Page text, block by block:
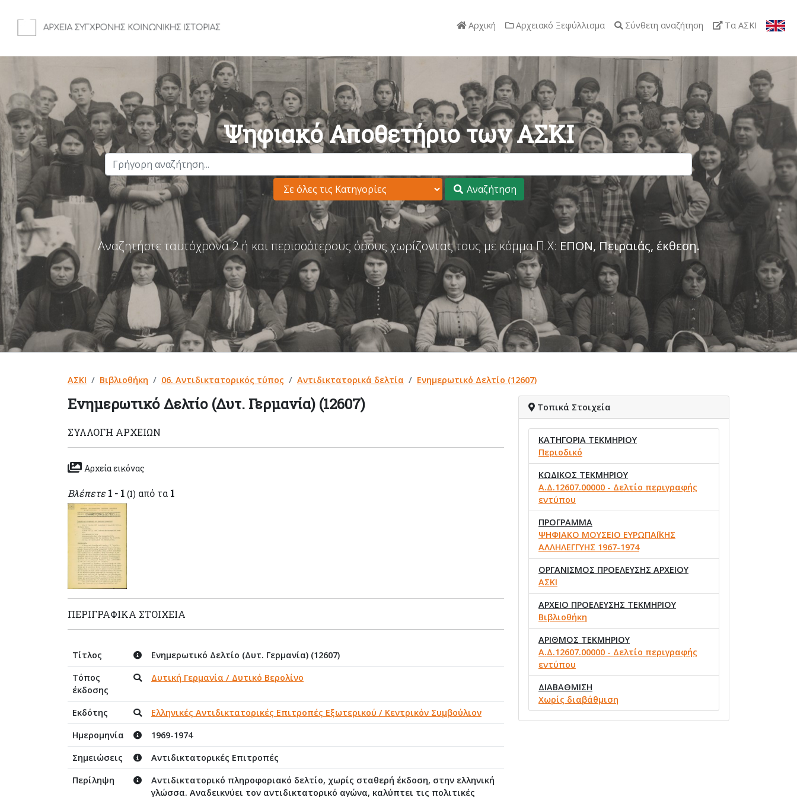
Αρχική Αρχειακό Ξεφύλλισμα Σύνθετη αναζήτηση Τα ΑΣΚΙ
Ψηφιακό Αποθετήριο των ΑΣΚΙ
Αναζήτηση
Αναζητήστε ταυτόχρονα 2 ή και περισσότερους όρους χωρίζοντας τους με κόμμα Π.Χ: ΕΠΟΝ, Πειραιάς, έκθεση.
ΑΣΚΙ Βιβλιοθήκη 06. Αντιδικτατορικός τύπος Αντιδικτατορικά δελτία Ενημερωτικό Δελτίο (12607)
Ενημερωτικό Δελτίο (Δυτ. Γερμανία) (12607)
ΣΥΛΛΟΓΉ ΑΡΧΕΊΩΝ
Αρχεία εικόνας
Βλέπετε 1 - 1 (1) από τα 1
ΠΕΡΙΓΡΑΦΙΚΆ ΣΤΟΙΧΕΊΑ
Τίτλος
Ενημερωτικό Δελτίο (Δυτ. Γερμανία) (12607)
Τόπος
έκδοσης
Δυτική Γερμανία / Δυτικό Βερολίνο
Εκδότης
Ελληνικές Αντιδικτατορικές Επιτροπές Εξωτερικού / Κεντρικόν Συμβούλιον
Ημερομηνία
1969-1974
Σημειώσεις
Αντιδικτατορικές Επιτροπές
Περίληψη
Αντιδικτατορικό πληροφοριακό δελτίο, χωρίς σταθερή έκδοση, στην ελληνική
γλώσσα. Αναδεικνύει τον αντιδικτατορικό αγώνα, καλύπτει τις πολιτικές
Τοπικά Στοιχεία
ΚΑΤΗΓΟΡΙΑ ΤΕΚΜΗΡΙΟΥ
Περιοδικό
ΚΩΔΙΚΟΣ ΤΕΚΜΗΡΙΟΥ
Α.Δ.12607.00000 - Δελτίο περιγραφής
εντύπου
ΠΡΟΓΡΑΜΜΑ
ΨΗΦΙΑΚΟ ΜΟΥΣΕΙΟ ΕΥΡΩΠΑΪΚΗΣ
ΑΛΛΗΛΕΓΓΥΗΣ 1967-1974
ΟΡΓΑΝΙΣΜΟΣ ΠΡΟΕΛΕΥΣΗΣ ΑΡΧΕΙΟΥ
ΑΣΚΙ
ΑΡΧΕΙΟ ΠΡΟΕΛΕΥΣΗΣ ΤΕΚΜΗΡΙΟΥ
Βιβλιοθήκη
ΑΡΙΘΜΟΣ ΤΕΚΜΗΡΙΟΥ
Α.Δ.12607.00000 - Δελτίο περιγραφής
εντύπου
ΔΙΑΒΑΘΜΙΣΗ
Χωρίς διαβάθμιση